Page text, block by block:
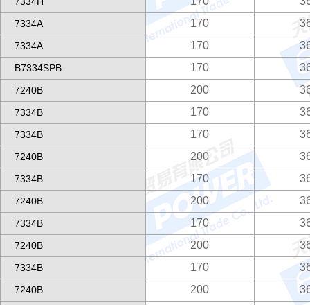
7334A 170
7334A 170
B7334SPB 170
7240B 200
7334B 170
7334B 170
7240B 200
7334B 170
7240B 200
7334B 170
7240B 200
7334B 170
7240B 200